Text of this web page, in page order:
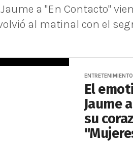
a "En Contacto"
al matinal con el
ENTRETENIMIENTO
El
Jaume
su